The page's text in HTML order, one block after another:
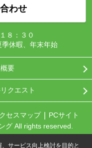
わせ
８：３０
休暇、年末年始
要
クエスト
セスマップ
PCサイト
グ All rights reserved.
サービス向上検討を目的と